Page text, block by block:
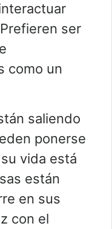
Prefieren ser
como un
saliendo
ponerse
vida está
están
en sus
con el